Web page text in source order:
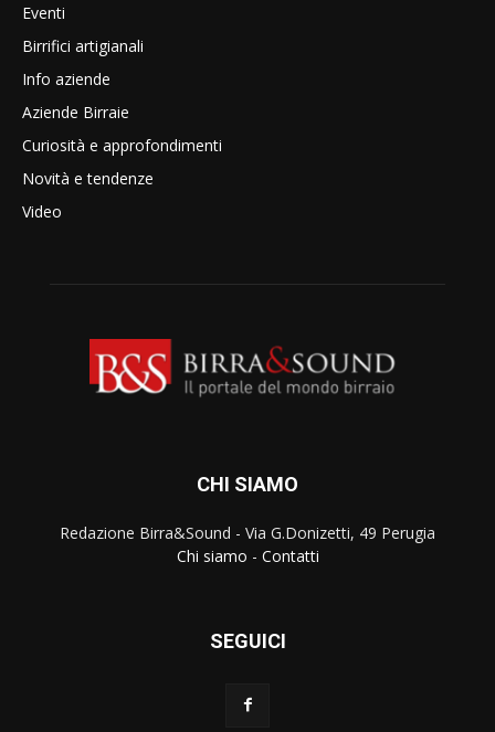
Eventi
Birrifici artigianali
Info aziende
Aziende Birraie
Curiosità e approfondimenti
Novità e tendenze
Video
CHI SIAMO
Redazione Birra&Sound - Via G.Donizetti, 49 Perugia
Chi siamo - Contatti
SEGUICI